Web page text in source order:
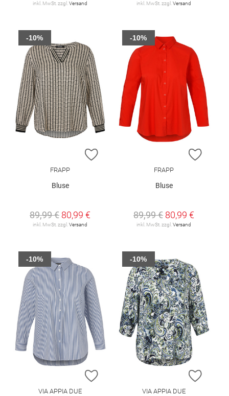
inkl. MwSt. zzgl.Versand inkl. MwSt. zzgl.Versand
ZUR WUNSCHLISTE HINZUFÜGEN
FRAPP
Bluse
89,99 € 80,99 €
inkl. MwSt. zzgl.Versand
-10%
ZUR
FRAPP
Bluse
89,99 € 80,99 €
inkl. MwSt. zzgl.Versand
-10%
ZUR WUNSCHLISTE HINZUFÜGEN
VIA APPIA DUE
-10%
ZUR
VIA APPIA DUE
-10%